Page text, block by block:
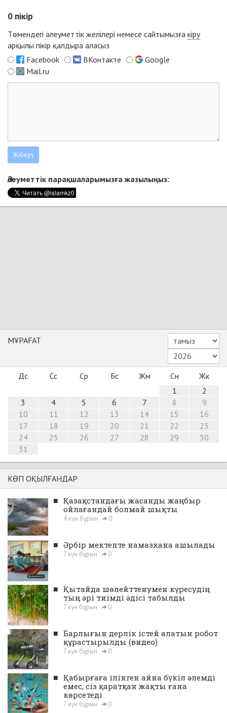
0 пікір
Төмендегі әлеуметтік желілері немесе сайтымызға кіру
арқылы пікір қалдыра аласыз
Facebook
ВКонтакте
Google
Mail.ru
Әлеуметтік парақшаларымызға жазылыңыз:
МҰРАҒАТ
Дс Сс Ср Бс Жм Сн
Жк
1
2
3
4 5 6 7 8
9
10
11 12 13 14 15
16
17
18 19 20 21 22
23
24
25 26 27 28 29
30
31
КӨП ОҚЫЛҒАНДАР
■ Қазақстандағы жасанды жаңбыр
ойлағандай болмай шықты
4 күн бұрын 0
■ Әрбір мектепте намазхана ашылады
7 күн бұрын 0
■ Қытайда шөлейттенумен күресудің
тың әрі тиімді әдісі табылды
7 күн бұрын 0
■ Барлығын дерлік істей алатын робот
құрастырылды (видео)
7 күн бұрын 0
■ Қабырғаға ілінген айна бүкіл әлемді
емес, сіз қаратқан жақты ғана
көрсетеді
7 күн бұрын 0